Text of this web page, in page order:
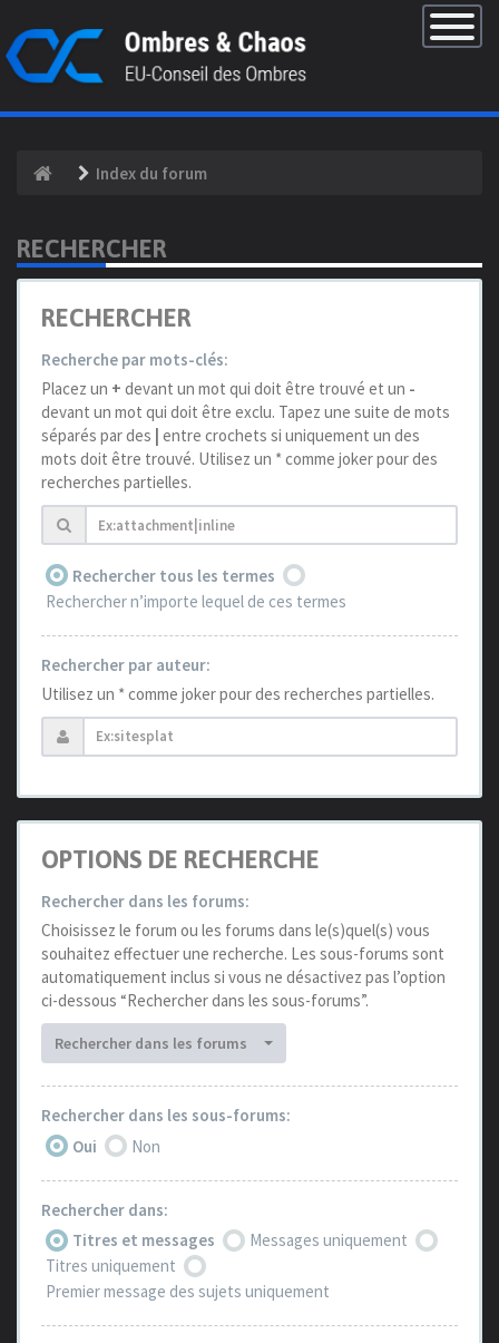
Basculer
la
×
Index du forum
RECHERCHER
RECHERCHER
Recherche par mots-clés:
Placez un + devant un mot qui doit être trouvé et un -
devant un mot qui doit être exclu. Tapez une suite de mots
séparés par des | entre crochets si uniquement un des
mots doit être trouvé. Utilisez un * comme joker pour des
recherches partielles.
Rechercher tous les termes
Rechercher n’importe lequel de ces termes
Rechercher par auteur:
Utilisez un * comme joker pour des recherches partielles.
OPTIONS DE RECHERCHE
Rechercher dans les forums:
Choisissez le forum ou les forums dans le(s)quel(s) vous
souhaitez effectuer une recherche. Les sous-forums sont
automatiquement inclus si vous ne désactivez pas l’option
ci-dessous “Rechercher dans les sous-forums”.
Rechercher dans les forums
Rechercher dans les sous-forums:
Oui
Non
Rechercher dans:
Titres et messages
Messages uniquement
Titres uniquement
Premier message des sujets uniquement